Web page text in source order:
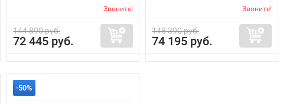
Звоните!
144 890 руб.
72 445 руб.
Звоните!
148 390 руб.
74 195 руб.
-50%